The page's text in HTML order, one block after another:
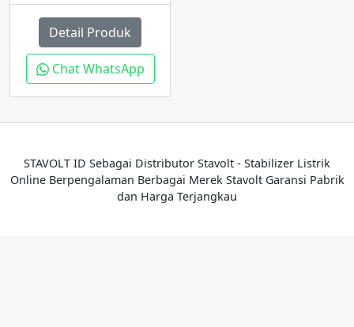
Detail Produk
Chat WhatsApp
STAVOLT ID Sebagai Distributor Stavolt - Stabilizer Listrik
Online Berpengalaman Berbagai Merek Stavolt Garansi Pabrik
dan Harga Terjangkau